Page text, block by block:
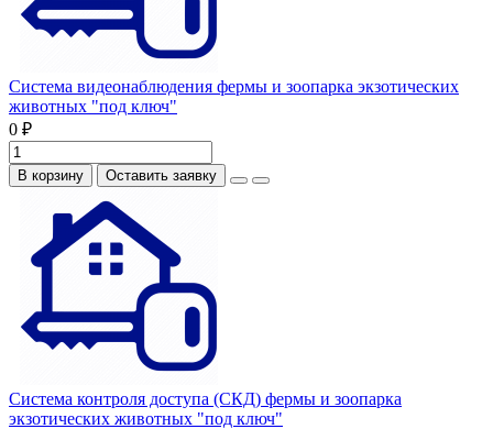
Система видеонаблюдения фермы и зоопарка экзотических
животных "под ключ"
0 ₽
В корзину Оставить заявку
Система контроля доступа (СКД) фермы и зоопарка
экзотических животных "под ключ"